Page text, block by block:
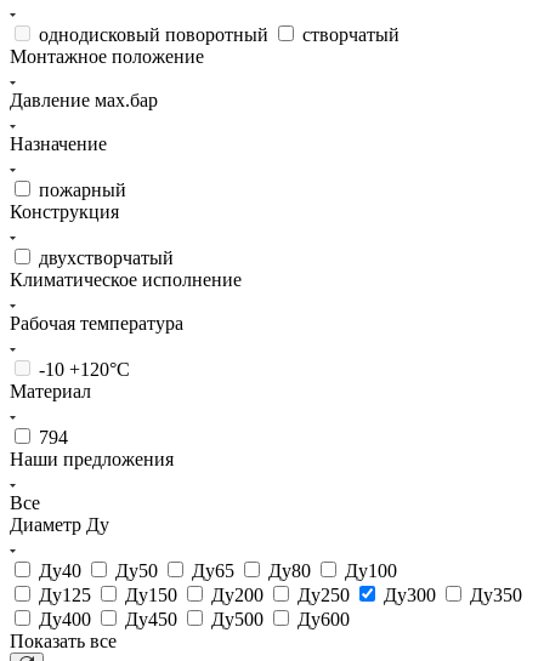
однодисковый поворотный
створчатый
Монтажное положение
Давление мах.бар
Назначение
пожарный
Конструкция
двухстворчатый
Климатическое исполнение
Рабочая температура
-10 +120°С
Материал
794
Наши предложения
Все
Диаметр Ду
Ду40 Ду50 Ду65 Ду80
Ду100
Ду125
Ду150 Ду200 Ду250 Ду300
Ду350
Ду400
Ду450 Ду500
Ду600
Показать все